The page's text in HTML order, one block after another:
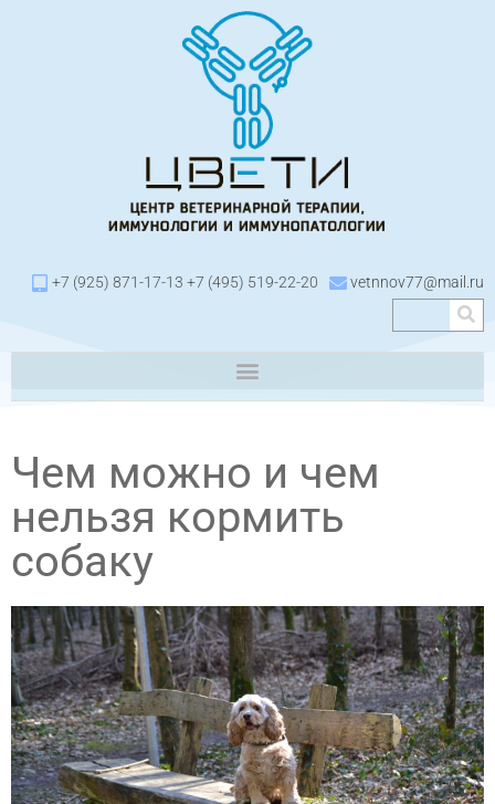
+7 (925) 871-17-13 +7 (495) 519-22-20 vetnnov77@mail.ru
Чем можно и чем
нельзя кормить
собаку